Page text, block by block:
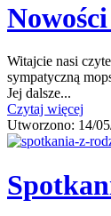
Witajcie nasi
sympatyczną
Jej dalsze...
Czytaj więcej
Utworzono: 14/